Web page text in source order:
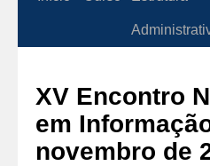
XV Encontro
em
novembro de